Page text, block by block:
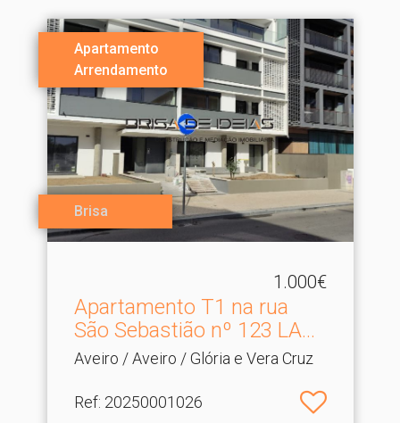
Apartamento
Arrendamento
Brisa
1.000€
Apartamento T1 na rua
São Sebastião nº 123 LA.​..
Aveiro / Aveiro / Glória e Vera Cruz
Ref: 20250001026